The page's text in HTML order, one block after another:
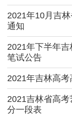
2021年10月吉
通知
2021年下半年
笔试公告
2021年吉林高
2021吉林省高
分一段表